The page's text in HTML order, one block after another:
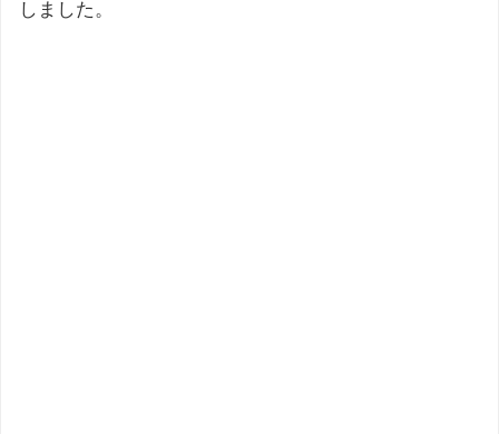
しました。